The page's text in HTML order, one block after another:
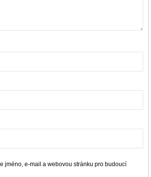
jméno, e-mail a webovou stránku pro budoucí